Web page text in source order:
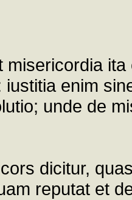
misericordia
iustitia enim
unde de
dicitur,
reputat et